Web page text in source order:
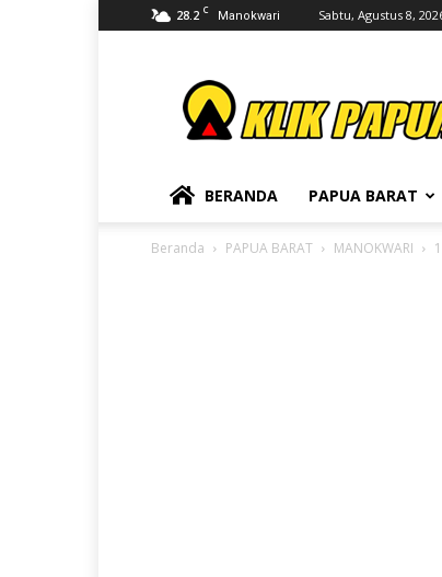
28.2 C Manokwari Sabtu, Agustus 8,
BERANDA PAPUA BARAT
Beranda PAPUA BARAT MANOKWARI